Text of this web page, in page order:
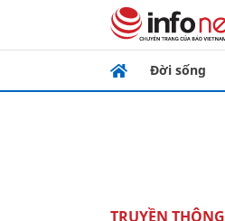
Đời sống
TRUYỀN THÔNG